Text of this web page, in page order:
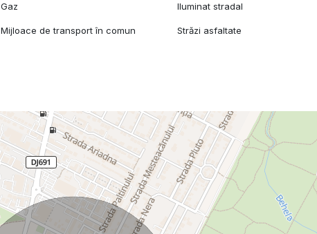
Gaz Iluminat stradal
Mijloace de transport în comun Străzi asfaltate